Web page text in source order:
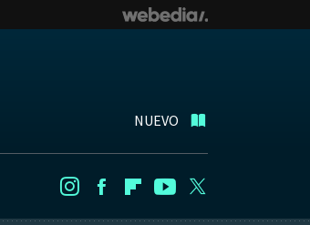
NUEVO
InstagramFacebookFlipboard
Youtube